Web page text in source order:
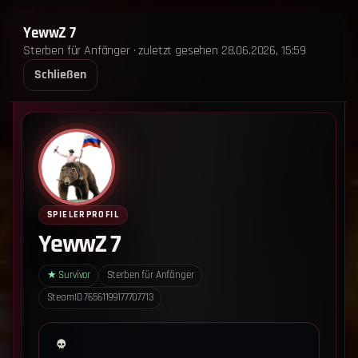
STERBEN FÜR ANFÄNGER
STARTSEITE
ANKÜNDIGUNGEN
LOGIN
‹ Zurück zum Leaderboard
YewwZ 7
Sterben für Anfänger · zuletzt gesehen 28.06.2026, 15:59
Schließen
SPIELERPROFIL
YewwZ 7
★ Survivor
Sterben für Anfänger
SteamID76561199177707713
ImpressumDatenschutz
Cookie-Einstellungen
Sterben für Anfänger - Alle Rechte vorbehalten.
Datenschutz-Einstellungen